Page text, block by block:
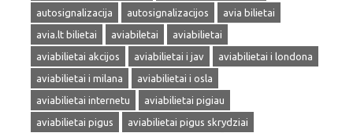
autosignalizacija
autosignalizacijos
avia bilietai
avia.lt bilietai
aviabiletai
aviabilietai
aviabilietai akcijos
aviabilietai i jav
aviabilietai i londona
aviabilietai i milana
aviabilietai i osla
aviabilietai internetu
aviabilietai pigiau
aviabilietai pigus
aviabilietai pigus skrydziai